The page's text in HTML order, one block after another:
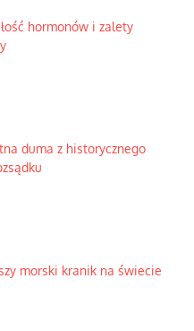
hormonów i zalety
duma z historycznego
morski kranik na świecie